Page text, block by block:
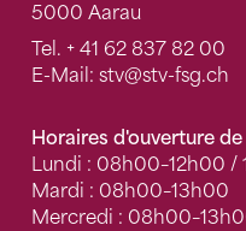
5000 Aarau
Tel. + 41 62 837 82 00
E-Mail: stv@stv-fsg.ch
Horaires d'ouverture
Lundi : 08h00–12h00 /
Mardi : 08h00–13h00
Mercredi :